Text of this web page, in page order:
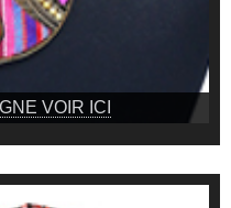
VOIR ICI